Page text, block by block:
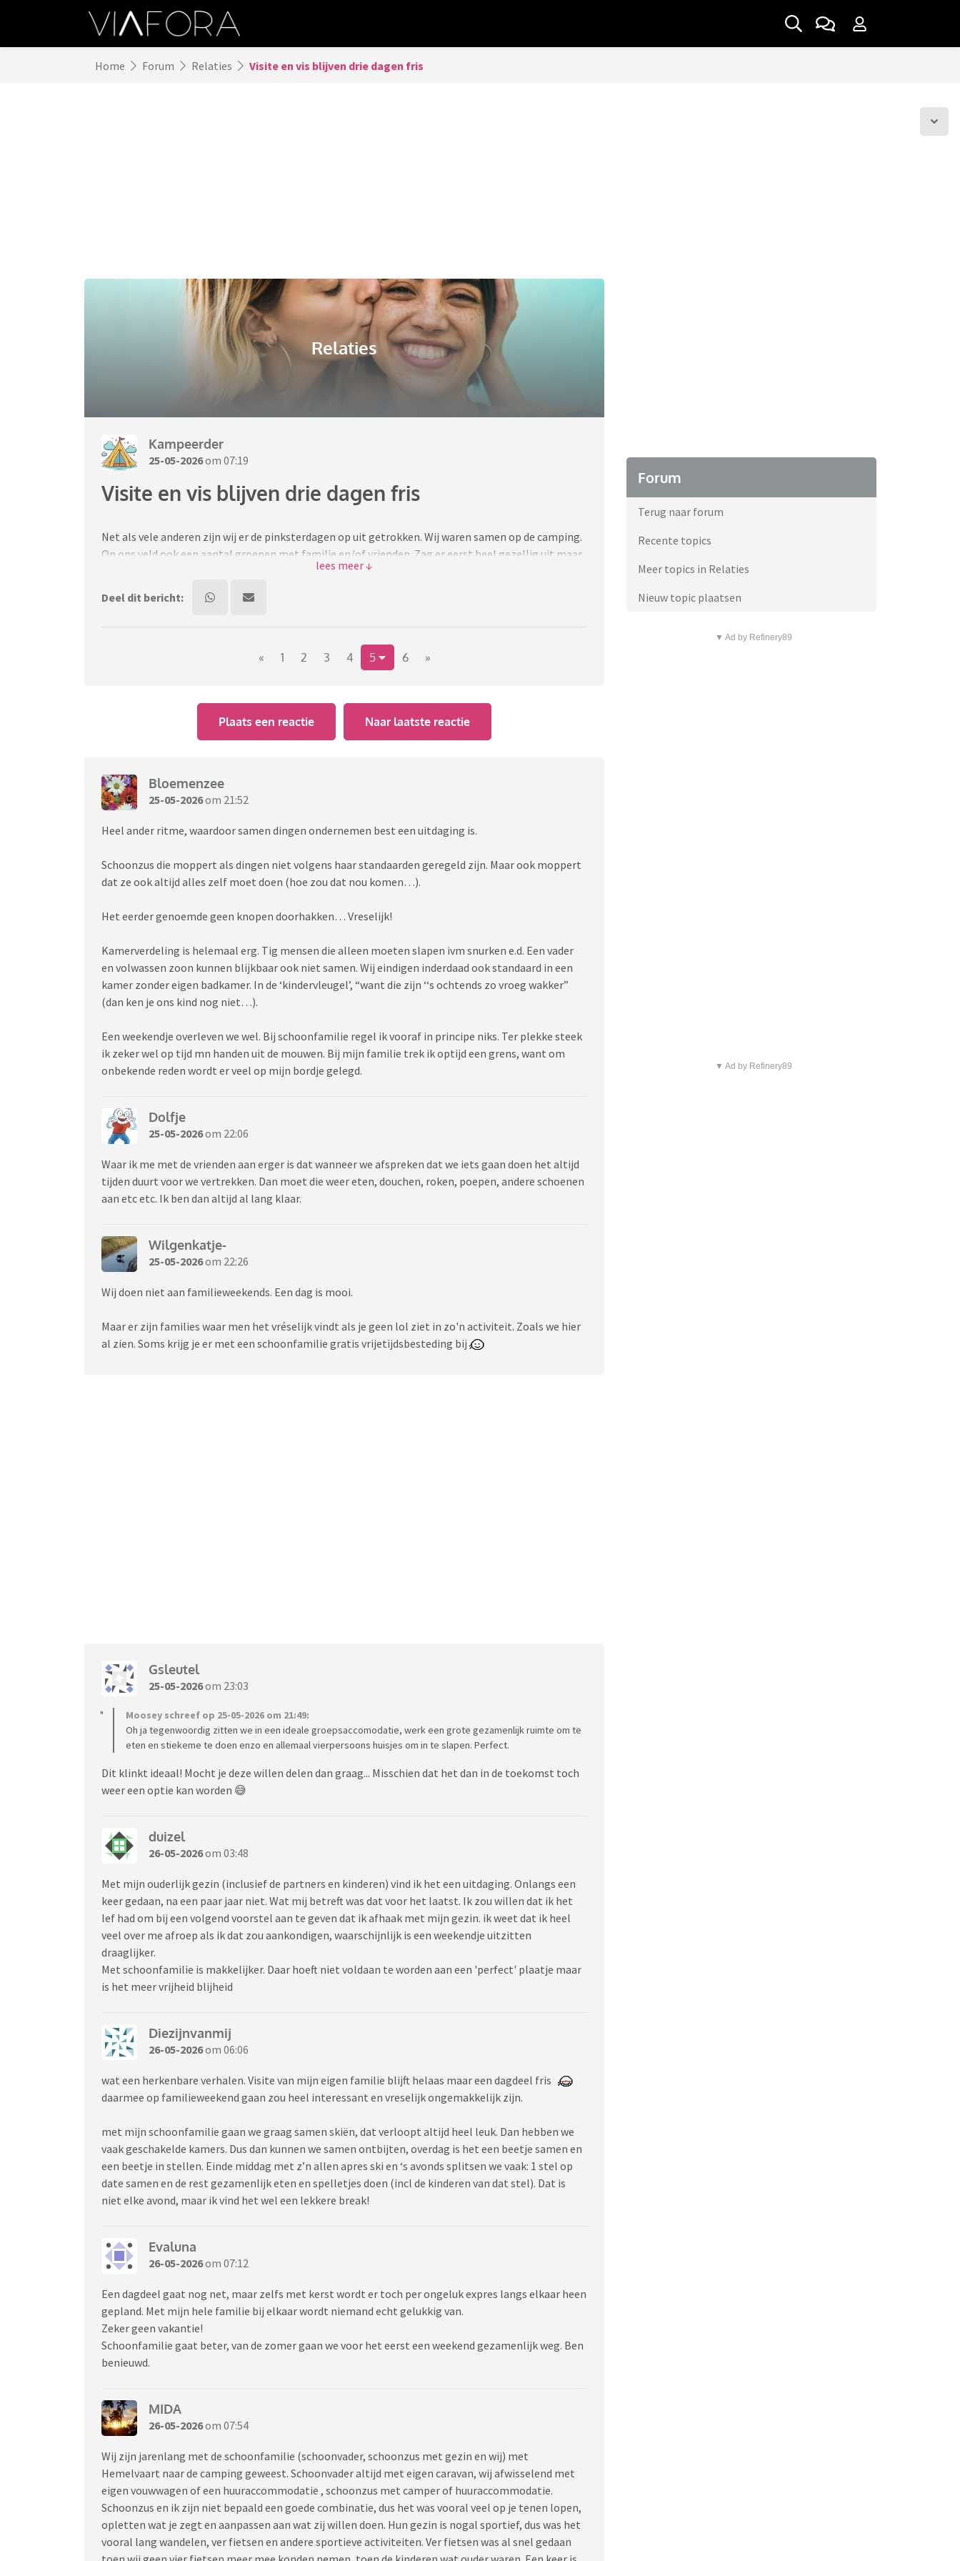
Home Forum Relaties Visite en vis blijven drie dagen fris
Relaties
Kampeerder
25-05-2026om 07:19
Visite en vis blijven drie dagen fris
Net als vele anderen zijn wij er de pinksterdagen op uit getrokken. Wij waren samen op de camping.
Op ons veld ook een aantal groepen met familie en/of vrienden. Zag er eerst heel gezellig uit maar
gisteren bij de buren toch meerdere keren wat geharrewar. 'Zij met de baby' was te druk met de
Waarom snapte 'zij zonder zonder kinderen' niet hoe druk het voor de anderen was om voor al die
Later hadden we het er met vrienden (die hier dichtbij wonen en even een bakkie kwamen doen)
over. Zij doen dit soort dingen niet meer met familie, wij ook niet. Gewoon omdat er dan geen kans
Gaan jullie nog op familieweekend en hoe vind je dat?
Deel dit bericht:
« 1 2 3 4 5 6 »
Plaats een reactie Naar laatste reactie
Bloemenzee
25-05-2026om 21:52
Heel ander ritme, waardoor samen dingen ondernemen best een uitdaging is.
Schoonzus die moppert als dingen niet volgens haar standaarden geregeld zijn. Maar ook moppert
dat ze ook altijd alles zelf moet doen (hoe zou dat nou komen…).
Het eerder genoemde geen knopen doorhakken… Vreselijk!
Kamerverdeling is helemaal erg. Tig mensen die alleen moeten slapen ivm snurken e.d. Een vader
en volwassen zoon kunnen blijkbaar ook niet samen. Wij eindigen inderdaad ook standaard in een
kamer zonder eigen badkamer. In de ‘kindervleugel’, “want die zijn ‘‘s ochtends zo vroeg wakker”
(dan ken je ons kind nog niet…).
Een weekendje overleven we wel. Bij schoonfamilie regel ik vooraf in principe niks. Ter plekke steek
ik zeker wel op tijd mn handen uit de mouwen. Bij mijn familie trek ik optijd een grens, want om
onbekende reden wordt er veel op mijn bordje gelegd.
Dolfje
25-05-2026om 22:06
Waar ik me met de vrienden aan erger is dat wanneer we afspreken dat we iets gaan doen het altijd
tijden duurt voor we vertrekken. Dan moet die weer eten, douchen, roken, poepen, andere schoenen
aan etc etc. Ik ben dan altijd al lang klaar.
Wilgenkatje-
25-05-2026om 22:26
Wij doen niet aan familieweekends. Een dag is mooi.
Maar er zijn families waar men het vréselijk vindt als je geen lol ziet in zo'n activiteit. Zoals we hier
al zien. Soms krijg je er met een schoonfamilie gratis vrijetijdsbesteding bij
Gsleutel
25-05-2026om 23:03
Moosey schreef op 25-05-2026 om 21:49:
Oh ja tegenwoordig zitten we in een ideale groepsaccomodatie, werk een grote gezamenlijk ruimte om te
eten en stiekeme te doen enzo en allemaal vierpersoons huisjes om in te slapen. Perfect.
Dit klinkt ideaal! Mocht je deze willen delen dan graag... Misschien dat het dan in de toekomst toch
weer een optie kan worden 😅
duizel
26-05-2026om 03:48
Met mijn ouderlijk gezin (inclusief de partners en kinderen) vind ik het een uitdaging. Onlangs een
keer gedaan, na een paar jaar niet. Wat mij betreft was dat voor het laatst. Ik zou willen dat ik het
lef had om bij een volgend voorstel aan te geven dat ik afhaak met mijn gezin. ik weet dat ik heel
veel over me afroep als ik dat zou aankondigen, waarschijnlijk is een weekendje uitzitten
draaglijker.
Met schoonfamilie is makkelijker. Daar hoeft niet voldaan te worden aan een 'perfect' plaatje maar
is het meer vrijheid blijheid
Diezijnvanmij
26-05-2026om 06:06
wat een herkenbare verhalen. Visite van mijn eigen familie blijft helaas maar een dagdeel fris
daarmee op familieweekend gaan zou heel interessant en vreselijk ongemakkelijk zijn.
met mijn schoonfamilie gaan we graag samen skiën, dat verloopt altijd heel leuk. Dan hebben we
vaak geschakelde kamers. Dus dan kunnen we samen ontbijten, overdag is het een beetje samen en
een beetje in stellen. Einde middag met z’n allen apres ski en ‘s avonds splitsen we vaak: 1 stel op
date samen en de rest gezamenlijk eten en spelletjes doen (incl de kinderen van dat stel). Dat is
niet elke avond, maar ik vind het wel een lekkere break!
Evaluna
26-05-2026om 07:12
Een dagdeel gaat nog net, maar zelfs met kerst wordt er toch per ongeluk expres langs elkaar heen
gepland. Met mijn hele familie bij elkaar wordt niemand echt gelukkig van.
Zeker geen vakantie!
Schoonfamilie gaat beter, van de zomer gaan we voor het eerst een weekend gezamenlijk weg. Ben
benieuwd.
MIDA
26-05-2026om 07:54
Wij zijn jarenlang met de schoonfamilie (schoonvader, schoonzus met gezin en wij) met
Hemelvaart naar de camping geweest. Schoonvader altijd met eigen caravan, wij afwisselend met
eigen vouwwagen of een huuraccommodatie , schoonzus met camper of huuraccommodatie.
Schoonzus en ik zijn niet bepaald een goede combinatie, dus het was vooral veel op je tenen lopen,
opletten wat je zegt en aanpassen aan wat zij willen doen. Hun gezin is nogal sportief, dus was het
vooral lang wandelen, ver fietsen en andere sportieve activiteiten. Ver fietsen was al snel gedaan
Forum
Terug naar forum
Recente topics
Meer topics in Relaties
Nieuw topic plaatsen
▼ Ad by Refinery89
▼ Ad by Refinery89